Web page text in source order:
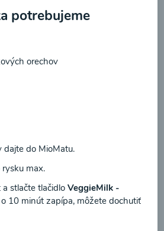
Načítať ďalšie
Kaše
potrebujeme
orechov
dajte do MioMatu.
max.
a stlačte tlačidloVeggieMilk -
10 minút zapípa, môžete dochutiť
o Ochrane osobných